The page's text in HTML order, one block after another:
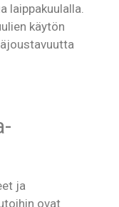
laippakuulalla.
käytön
ja
ovat